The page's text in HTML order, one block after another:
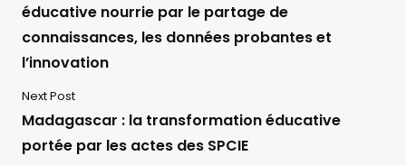
éducative nourrie par le partage de
connaissances, les données probantes et
l’innovation
Next Post
Madagascar : la transformation éducative
portée par les actes des SPCIE